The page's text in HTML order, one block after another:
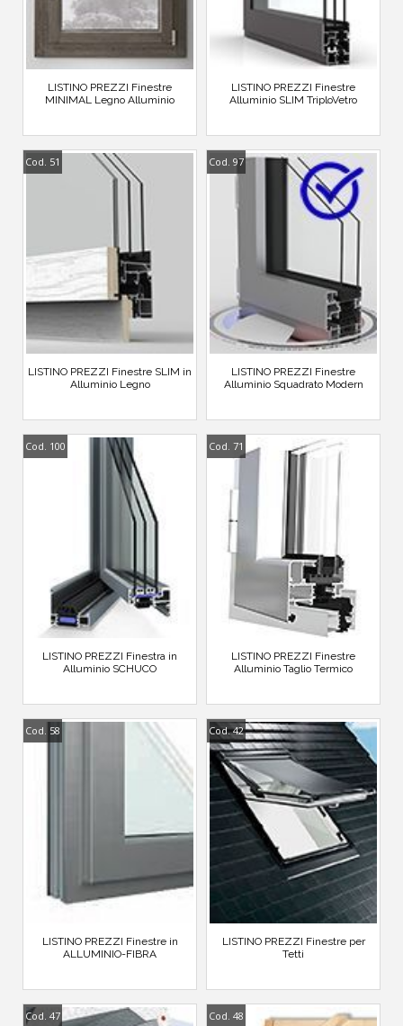
LISTINO PREZZI Finestre
MINIMAL Legno Alluminio
LISTINO PREZZI Finestre
Alluminio SLIM TriploVetro
Cod. 51
LISTINO PREZZI Finestre SLIM in
Alluminio Legno
Cod. 97
LISTINO PREZZI Finestre
Alluminio Squadrato Modern
Cod. 100
LISTINO PREZZI Finestra in
Alluminio SCHUCO
Cod. 71
LISTINO PREZZI Finestre
Alluminio Taglio Termico
Cod. 58
LISTINO PREZZI Finestre in
ALLUMINIO-FIBRA
Cod. 42
LISTINO PREZZI Finestre per
Tetti
Cod. 47 Cod. 48